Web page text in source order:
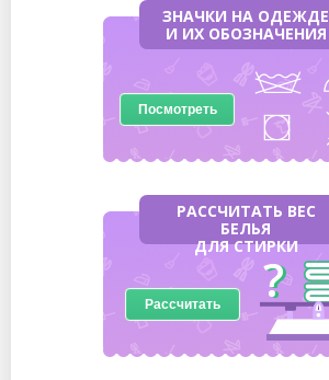
ЗНАЧКИ НА ОДЕЖДЕ
И ИХ ОБОЗНАЧЕНИЯ
Посмотреть
РАССЧИТАТЬ ВЕС
БЕЛЬЯ
ДЛЯ СТИРКИ
Рассчитать